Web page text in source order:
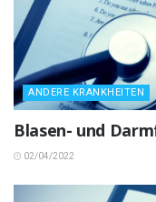
ANDERE KRANKHEITEN
Blasen- und
02/04/2022